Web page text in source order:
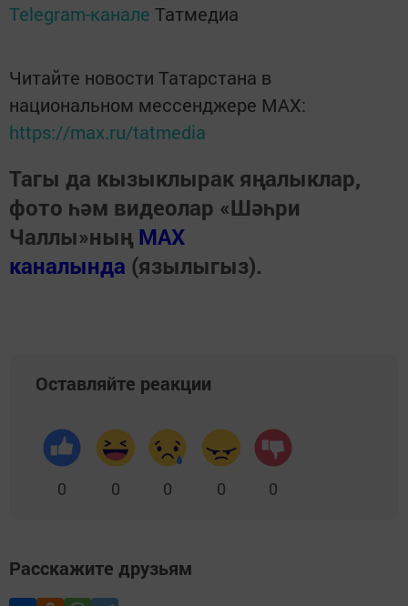
Telegram-канале Татмедиа
Читайте новости Татарстана в
национальном мессенджере MАХ:
https://max.ru/tatmedia
Тагы да кызыклырак яңалыклар,
фото һәм видеолар «Шәһри
Чаллы»ның MAX
каналында (язылыгыз).
Оставляйте реакции
0 0 0 0 0
Расскажите друзьям